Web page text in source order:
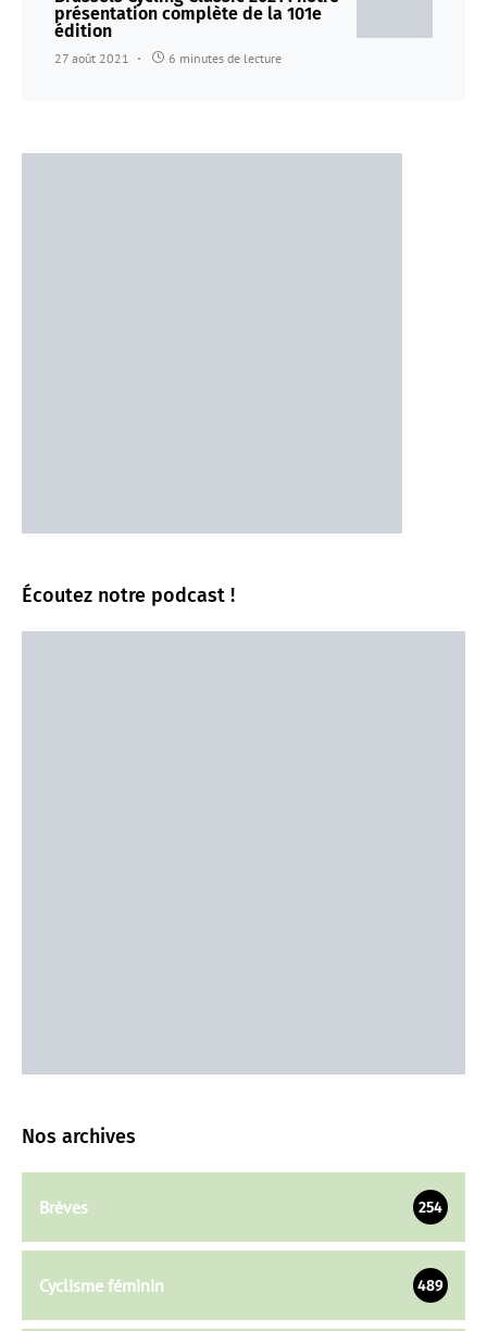
présentation complète de la 101e
édition
27 août 2021 6 minutes de lecture
Écoutez notre podcast !
Nos archives
Brèves 254
Cyclisme féminin 489